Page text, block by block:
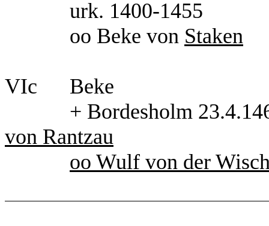
urk. 1400-1455
oo Beke von Staken
VIc Beke
+
von Rantzau
oo Wulf von der